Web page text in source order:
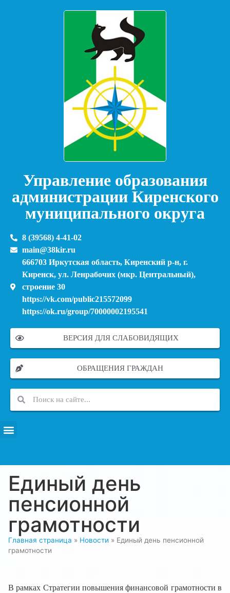
Управление образования
администрации Киренского
муниципального округа
8 (39568) 4-41-02
main@38kir.ru
666703 Иркутская область, Киренский р-н, г.
Киренск, ул. Ленрабочих (мкр. Центральный),
строение 30
https://vk.com/public215572099
https://ok.ru/group/70000002195541
ВЕРСИЯ ДЛЯ СЛАБОВИДЯЩИХ
ОБРАЩЕНИЯ ГРАЖДАН
Единый день
пенсионной
грамотности
Главная страница » Новости » Единый день пенсионной
грамотности
В рамках Стратегии повышения финансовой грамотности в